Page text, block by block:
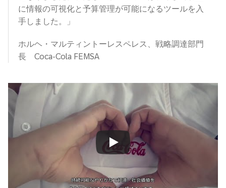
に情報の可視化と予算管理が可能になるツールを入
手しました。」
ホルヘ・マルティントーレスペレス、戦略調達部門
長 Coca-Cola FEMSA
Always allow YouTube